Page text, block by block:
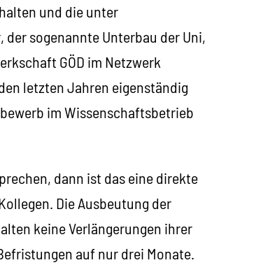
und die unter
sogenannte Unterbau der Uni,
GÖD im Netzwerk
letzten Jahren eigenständig
im Wissenschaftsbetrieb
dann ist das eine direkte
Die Ausbeutung der
keine Verlängerungen ihrer
auf nur drei Monate.